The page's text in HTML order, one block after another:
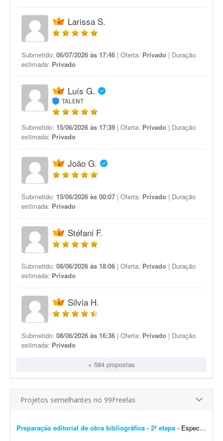
Larissa S.
Submetido: 06/07/2026 às 17:46 | Oferta: Privado | Duração
estimada: Privado
Luís G.
TALENT
Submetido: 15/06/2026 às 17:39 | Oferta: Privado | Duração
estimada: Privado
João G.
Submetido: 15/06/2026 às 00:07 | Oferta: Privado | Duração
estimada: Privado
Stéfani F.
Submetido: 08/06/2026 às 18:06 | Oferta: Privado | Duração
estimada: Privado
Silvia H.
Submetido: 08/06/2026 às 16:36 | Oferta: Privado | Duração
estimada: Privado
+ 584 propostas
Projetos semelhantes no 99Freelas
Preparação editorial de obra bibliográfica - 2ª etapa - Especializado em obras bibliográficas. Importante! Serão aceitas apenas propostas de profissionais com formação ou experiência comprovada em preparaç&atil...